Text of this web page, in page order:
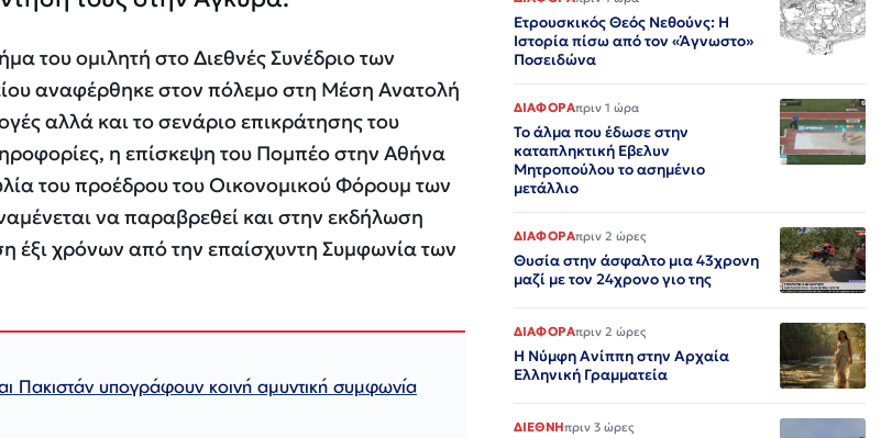
του ομιλητή στο Διεθνές Συνέδριο των
αναφέρθηκε στον πόλεμο στη Μέση Ανατολή
αλλά και το σενάριο επικράτησης του
η επίσκεψη του Πομπέο στην Αθήνα
του προέδρου του Οικονομικού Φόρουμ των
να παραβρεθεί και στην εκδήλωση
χρόνων από την επαίσχυντη Συμφωνία των
Πακιστάν υπογράφουν κοινή αμυντική συμφωνία
Ετρουσκικός Θεός Νεθούνς: Η
Ιστορία πίσω από τον «Άγνωστο»
Ποσειδώνα
ΔΙΑΦΟΡΑπριν 1 ώρα
Το άλμα που έδωσε στην
καταπληκτική Εβελυν
Μητροπούλου το ασημένιο
μετάλλιο
ΔΙΑΦΟΡΑπριν 2 ώρες
Θυσία στην άσφαλτο μια 43χρονη
μαζί με τον 24χρονο γιο της
ΔΙΑΦΟΡΑπριν 2 ώρες
Η Νύμφη Ανίππη στην Αρχαία
Ελληνική Γραμματεία
ΔΙΕΘΝΗπριν 3 ώρες